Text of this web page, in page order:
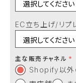
EC立ち上げ/リプ
主な販売チャネル
Shopify以外